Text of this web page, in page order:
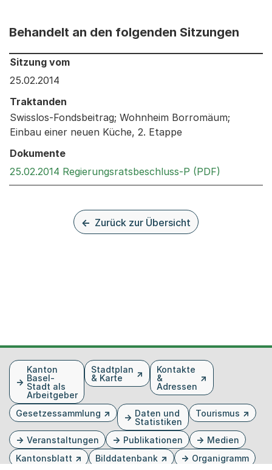
Behandelt an den folgenden Sitzungen
Behandelt an den folgenden Sitzungen: Informationen
Sitzung vom
25.02.2014
Traktanden
Swisslos-Fondsbeitrag; Wohnheim Borromäum;
Einbau einer neuen Küche, 2. Etappe
Dokumente
25.02.2014 Regierungsratsbeschluss-P (PDF)
Zurück zur Übersicht
FusszeileKanton
Basel-
Stadt als
Arbeitgeber
Stadtplan
& Karte
Kontakte
&
Adressen
Gesetzessammlung
Daten und
Statistiken
Tourismus
Veranstaltungen Publikationen
Medien
Kantonsblatt
Bilddatenbank Organigramm